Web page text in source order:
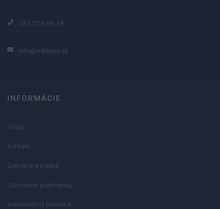
051/776 56 18
info@mktools.sk
INFORMÁCIE
O nás
Kontakt
Doprava a platba
Obchodné podmienky
Reklamačný poriadok